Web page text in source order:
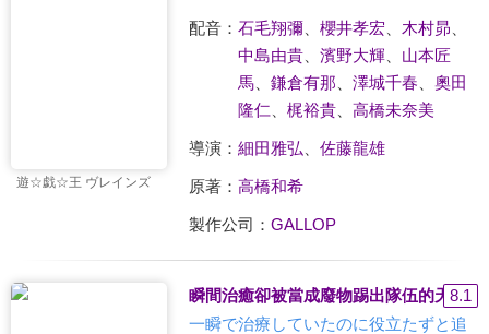
遊☆戯☆王 ヴレインズ
配音： 石毛翔彌、 櫻井孝宏 木村昴
中島由貴、 濱野大輝、 山本匠
馬、 鎌倉有那 澤城千春
奧田
隆仁
梶裕貴、 高橋未奈美
導演： 細田雅弘 佐藤龍雄
原著： 高橋和希
製作公司： GALLOP
瞬間治癒卻被當成廢物踢出隊伍的天才
8.1
一瞬で治療していたのに役立たずと追